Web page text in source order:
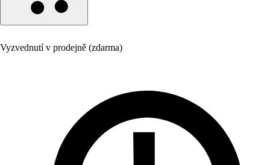
Vyzvednutí v prodejně (zdarma)